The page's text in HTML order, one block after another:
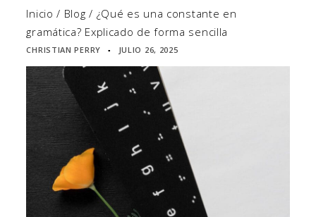
Inicio / Blog / ¿Qué es una constante en
gramática? Explicado de forma sencilla
CHRISTIAN PERRY ▪ JULIO 26, 2025